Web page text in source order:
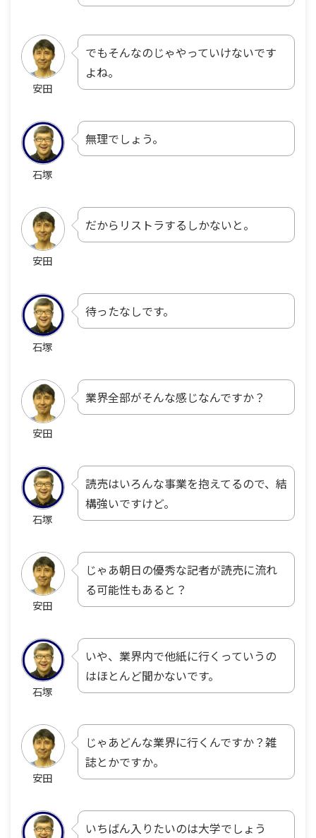
安田
でもそんなのじゃやっていけないです
よね。
石塚
無理でしょう。
安田
だからリストラするしかないと。
石塚
待ったなしです。
安田
業界全部がそんな感じなんですか？
石塚
読売はいろんな事業を抱えてるので、結
構強いですけど。
安田
じゃあ朝日の優秀な記者が読売に流れ
る可能性もあると？
石塚
いや、業界内で他紙に行くっていうの
はほとんど聞かないです。
安田
じゃあどんな業界に行くんですか？雑
誌とかですか。
いちばん入りたいのは大学でしょう